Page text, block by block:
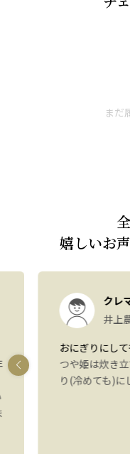
まだ
嬉しいお
クレ
井上
おにぎりにし
つや姫は炊き
り(冷めても)に